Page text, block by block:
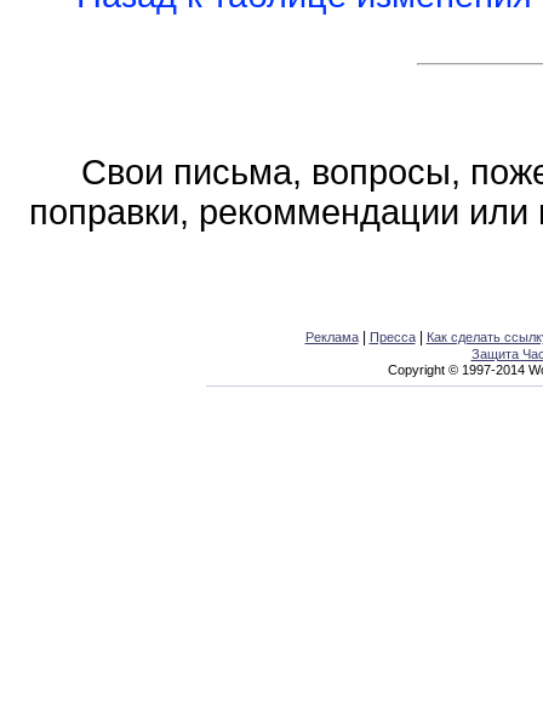
Свои письма, вопросы,
поправки, рекоммендации
Реклама| Пресса|
Как сделать
Защита
Copyright © 1997-2014